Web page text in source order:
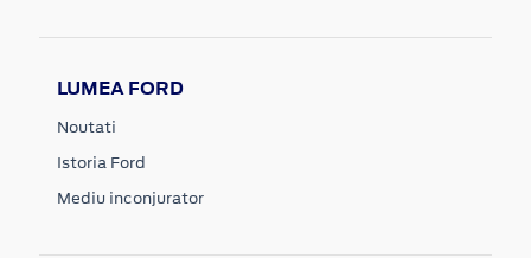
LUMEA FORD
Noutati
Istoria Ford
Mediu inconjurator